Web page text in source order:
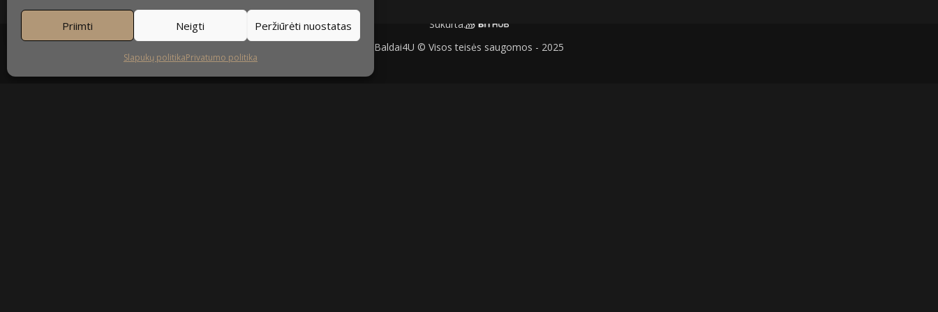
Priimti Neigti Peržiūrėti nuostatas
Slapukų politikaPrivatumo politika
Sukurta:
Baldai4U © Visos teisės saugomos - 2025